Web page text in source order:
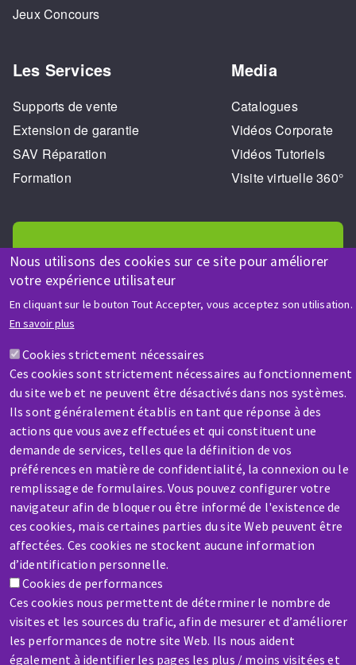
Nous utilisons des cookies sur ce site pour améliorer
votre expérience utilisateur
En cliquant sur le bouton Tout Accepter, vous acceptez son utilisation.
En savoir plus
Cookies strictement nécessaires
Ces cookies sont strictement nécessaires au fonctionnement
du site web et ne peuvent être désactivés dans nos systèmes.
Ils sont généralement établis en tant que réponse à des
actions que vous avez effectuées et qui constituent une
demande de services, telles que la définition de vos
préférences en matière de confidentialité, la connexion ou le
remplissage de formulaires. Vous pouvez configurer votre
navigateur afin de bloquer ou être informé de l'existence de
ces cookies, mais certaines parties du site Web peuvent être
affectées. Ces cookies ne stockent aucune information
d’identification personnelle.
Cookies de performances
Ces cookies nous permettent de déterminer le nombre de
visites et les sources du trafic, afin de mesurer et d’améliorer
les performances de notre site Web. Ils nous aident
également à identifier les pages les plus / moins visitées et
Jeux Concours
Les Services
Supports de vente
Extension de garantie
SAV Réparation
Formation
Media
Catalogues
Vidéos Corporate
Vidéos Tutoriels
Visite virtuelle 360°
AIDE & CONTACT
Une question ? Un renseignement ?
Contactez-nous
SAV / RÉPARATION
Une machine cassée ? En panne ?
Contactez-nous